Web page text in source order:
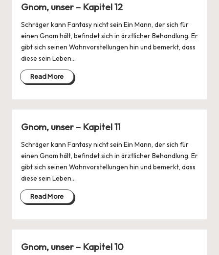
Gnom, unser – Kapitel 12
Schräger kann Fantasy nicht sein Ein Mann, der sich für
einen Gnom hält, befindet sich in ärztlicher Behandlung. Er
gibt sich seinen Wahnvorstellungen hin und bemerkt, dass
diese sein Leben…
Read More
Gnom, unser – Kapitel 11
Schräger kann Fantasy nicht sein Ein Mann, der sich für
einen Gnom hält, befindet sich in ärztlicher Behandlung. Er
gibt sich seinen Wahnvorstellungen hin und bemerkt, dass
diese sein Leben…
Read More
Gnom, unser – Kapitel 10